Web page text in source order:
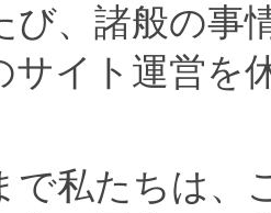
び、諸般の事
サイト運営を
で私たちは、